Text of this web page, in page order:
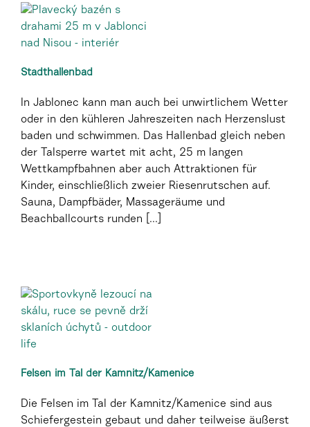
Stadthallenbad
In Jablonec kann man auch bei unwirtlichem Wetter
oder in den kühleren Jahreszeiten nach Herzenslust
baden und schwimmen. Das Hallenbad gleich neben
der Talsperre wartet mit acht, 25 m langen
Wettkampfbahnen aber auch Attraktionen für
Kinder, einschließlich zweier Riesenrutschen auf.
Sauna, Dampfbäder, Massageräume und
Beachballcourts runden [...]
Felsen im Tal der Kamnitz/Kamenice
Die Felsen im Tal der Kamnitz/Kamenice sind aus
Schiefergestein gebaut und daher teilweise äußerst